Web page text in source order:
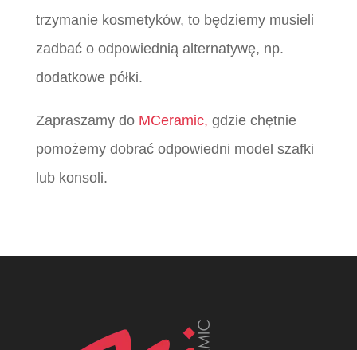
trzymanie kosmetyków, to będziemy musieli
zadbać o odpowiednią alternatywę, np.
dodatkowe półki.
Zapraszamy do MCeramic, gdzie chętnie
pomożemy dobrać odpowiedni model szafki
lub konsoli.